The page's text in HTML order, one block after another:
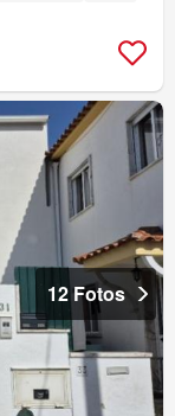
12 Fotos